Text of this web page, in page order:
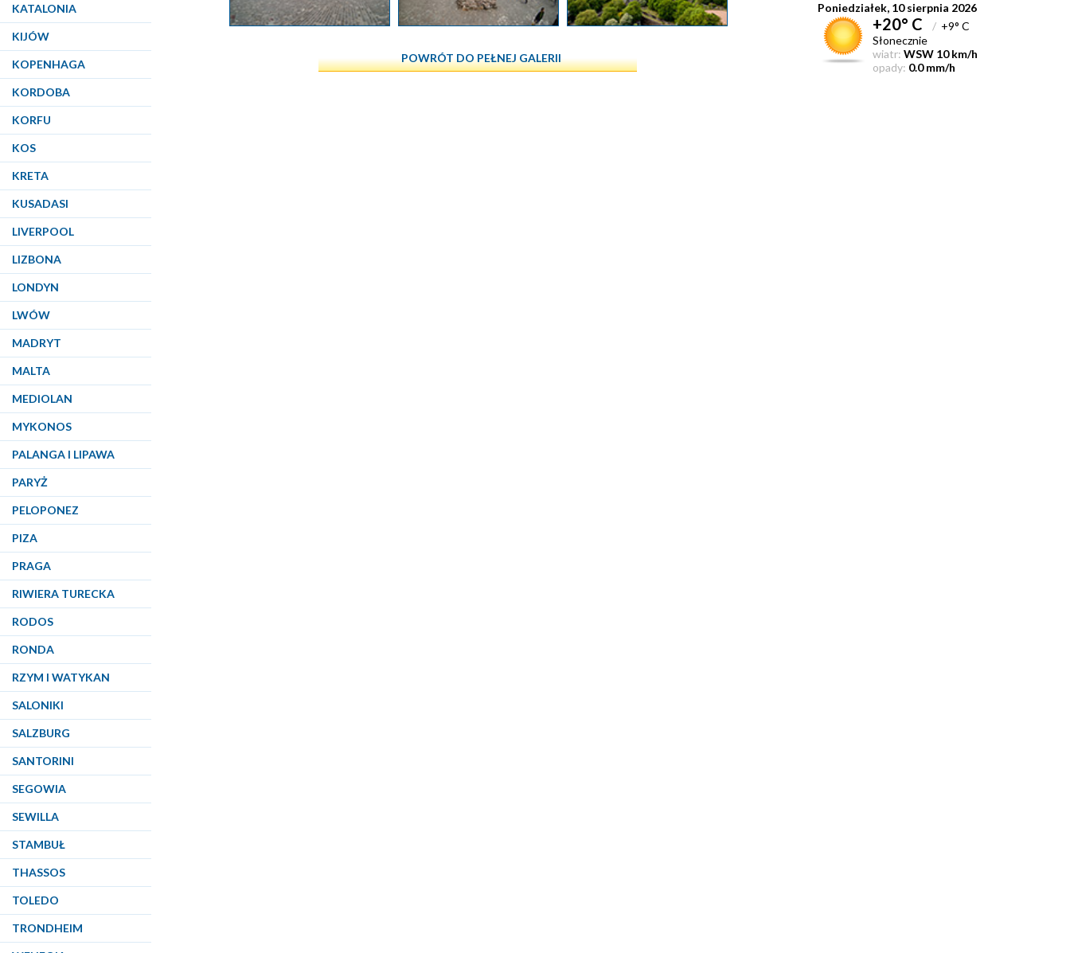
KATALONIA
KIJÓW
KOPENHAGA
KORDOBA
KORFU
KOS
KRETA
KUSADASI
LIVERPOOL
LIZBONA
LONDYN
LWÓW
MADRYT
MALTA
MEDIOLAN
MYKONOS
PALANGA I LIPAWA
PARYŻ
PELOPONEZ
PIZA
PRAGA
RIWIERA TURECKA
RODOS
RONDA
RZYM I WATYKAN
SALONIKI
SALZBURG
SANTORINI
SEGOWIA
SEWILLA
STAMBUŁ
THASSOS
TOLEDO
TRONDHEIM
POWRÓT DO PEŁNEJ GALERII
Poniedziałek, 10 sierpnia 2026
+20° C / +9° C
Słonecznie
wiatr: WSW 10 km/h
opady: 0.0 mm/h